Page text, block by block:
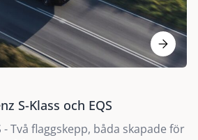
S-Klass och EQS
- Två flaggskepp, båda skapade för